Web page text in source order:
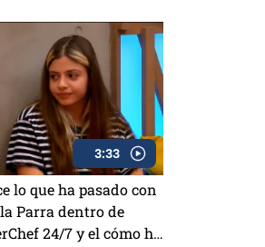
3:33
lo que ha pasado con
Parra dentro de
24/7 y el cómo ha